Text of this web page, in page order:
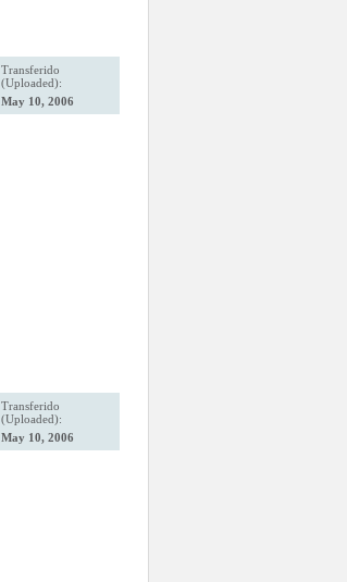
Transferido
(Uploaded):
May 10, 2006
Transferido
(Uploaded):
May 10, 2006